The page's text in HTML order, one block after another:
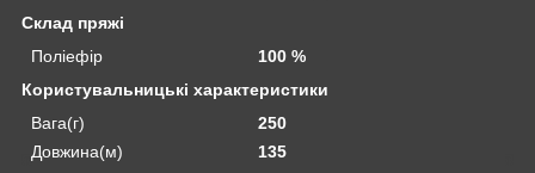
Склад пряжі
Поліефір
100 %
Користувальницькі характеристики
Вага(г)
250
Довжина(м)
135